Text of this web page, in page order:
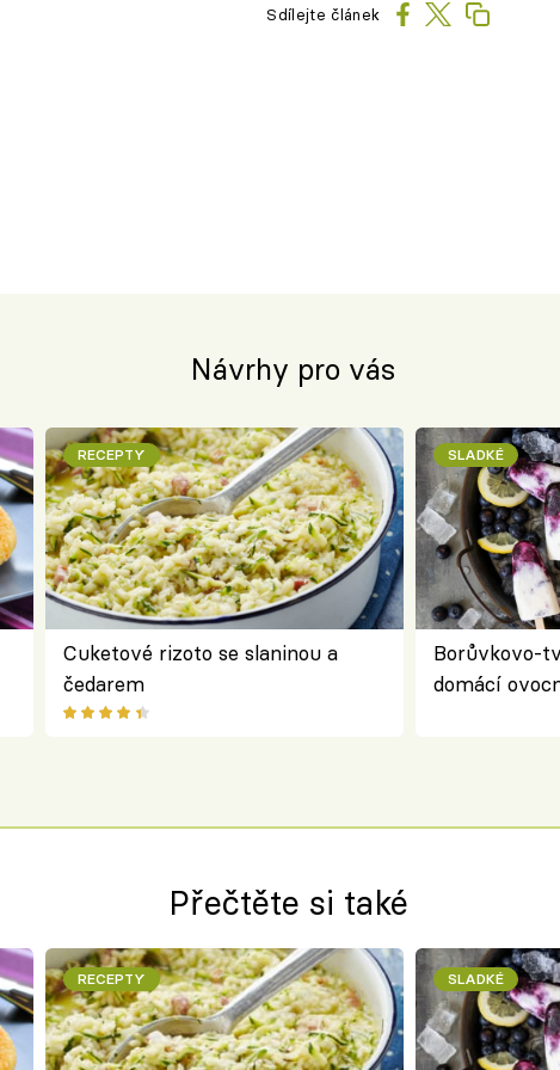
Sdílejte článek
Návrhy pro vás
RECEPTY
Cuketové rizoto se slaninou a
čedarem
SLADKÉ
Borůvkovo-
domácí
Přečtěte si také
RECEPTY SLADKÉ